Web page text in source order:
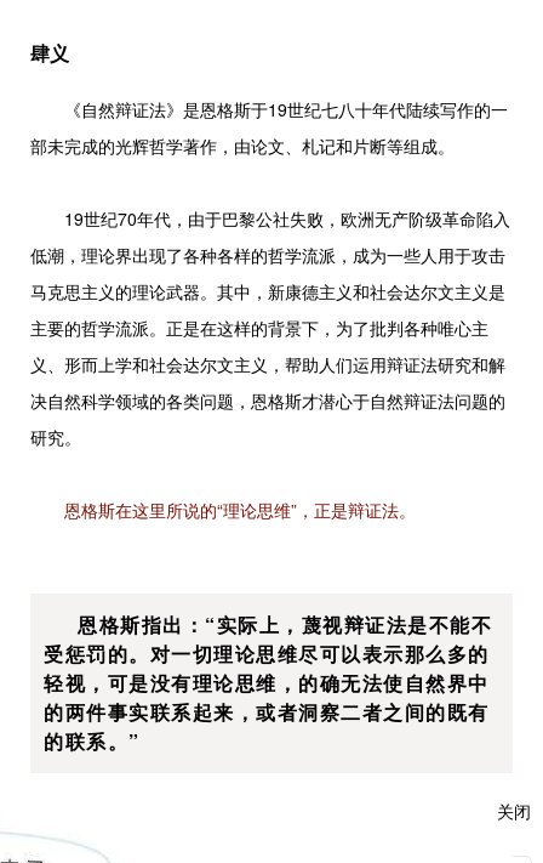
肆义
《自然辩证法》是恩格斯于19世纪七八十年代陆续写作的一
部未完成的光辉哲学著作，由论文、札记和片断等组成。
19世纪70年代，由于巴黎公社失败，欧洲无产阶级革命陷入
低潮，理论界出现了各种各样的哲学流派，成为一些人用于攻击
马克思主义的理论武器。其中，新康德主义和社会达尔文主义是
主要的哲学流派。正是在这样的背景下，为了批判各种唯心主
义、形而上学和社会达尔文主义，帮助人们运用辩证法研究和解
决自然科学领域的各类问题，恩格斯才潜心于自然辩证法问题的
研究。
恩格斯在这里所说的“理论思维”，正是辩证法。
恩格斯指出：“实际上，蔑视辩证法是不能不
受惩罚的。对一切理论思维尽可以表示那么多的
轻视，可是没有理论思维，的确无法使自然界中
的两件事实联系起来，或者洞察二者之间的既有
的联系。”
解读
关闭